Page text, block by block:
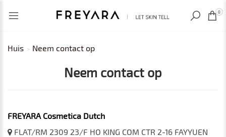
RECENT BEKEKEN 0
Huis Neem contact op
Neem contact op
FREYARA Cosmetica Dutch
FLAT/RM 2309 23/F HO KING COM CTR 2-16 FAYYUEN